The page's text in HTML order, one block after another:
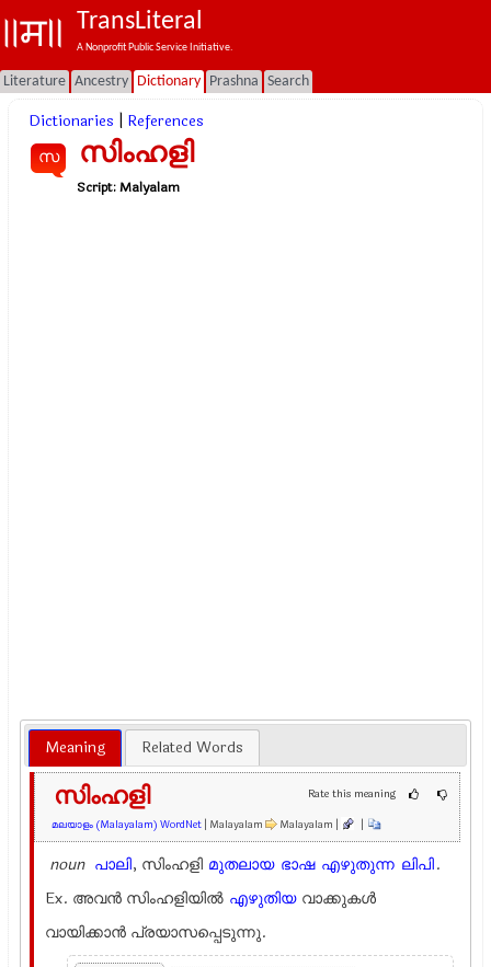
TransLiteral
A Nonprofit Public Service Initiative.
Literature Ancestry Dictionary Prashna Search
Dictionaries References
സ സിംഹളി
Script:Malyalam
Meaning Related Words
Rate this meaning
സിംഹളി
മലയാളം (Malayalam) WordNet | Malayalam Malayalam | |
noun പാലി, സിംഹളി മുതലായ ഭാഷ എഴുതുന്ന ലിപി.
Ex. അവന്‍ സിംഹളിയില്‍ എഴുതിയ വാക്കുകള്‍
വായിക്കാന്‍ പ്രയാസപ്പെടുന്നു.